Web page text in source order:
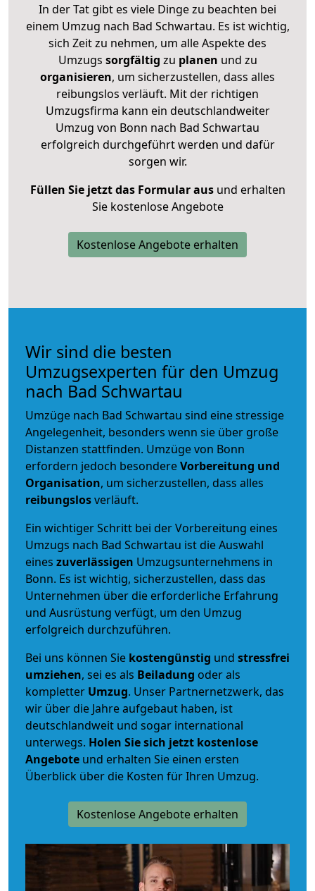
In der Tat gibt es viele Dinge zu beachten bei
einem Umzug nach Bad Schwartau. Es ist wichtig,
sich Zeit zu nehmen, um alle Aspekte des
Umzugs sorgfältig zu planen und zu
organisieren, um sicherzustellen, dass alles
reibungslos verläuft. Mit der richtigen
Umzugsfirma kann ein deutschlandweiter
Umzug von Bonn nach Bad Schwartau
erfolgreich durchgeführt werden und dafür
sorgen wir.
Füllen Sie jetzt das Formular ausund erhalten
Sie kostenlose Angebote
Kostenlose Angebote erhalten
Wir sind die besten
Umzugsexperten für den Umzug
nach Bad Schwartau
Umzüge nach Bad Schwartau sind eine stressige
Angelegenheit, besonders wenn sie über große
Distanzen stattfinden. Umzüge von Bonn
erfordern jedoch besondereVorbereitung und
Organisation, um sicherzustellen, dass alles
reibungslosverläuft.
Ein wichtiger Schritt bei der Vorbereitung eines
Umzugs nach Bad Schwartau ist die Auswahl
eines zuverlässigen Umzugsunternehmens in
Bonn. Es ist wichtig, sicherzustellen, dass das
Unternehmen über die erforderliche Erfahrung
und Ausrüstung verfügt, um den Umzug
erfolgreich durchzuführen.
Bei uns können Sie kostengünstig und stressfrei
umziehen, sei es als Beiladung oder als
kompletter Umzug. Unser Partnernetzwerk, das
wir über die Jahre aufgebaut haben, ist
deutschlandweit und sogar international
unterwegs. Holen Sie sich jetzt kostenlose
Angebote und erhalten Sie einen ersten
Überblick über die Kosten für Ihren Umzug.
Kostenlose Angebote erhalten